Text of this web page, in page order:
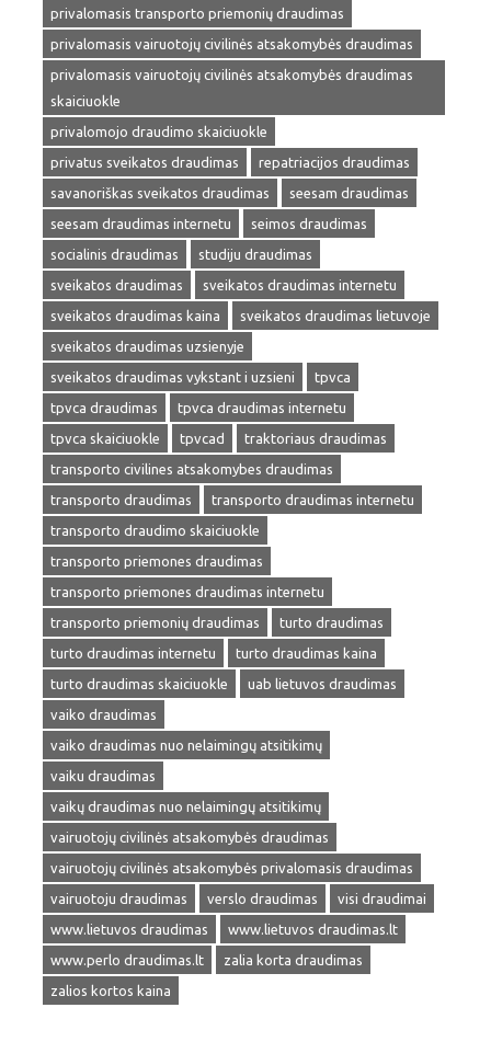
privalomasis transporto priemonių draudimas
privalomasis vairuotojų civilinės atsakomybės draudimas
privalomasis vairuotojų civilinės atsakomybės draudimas
skaiciuokle
privalomojo draudimo skaiciuokle
privatus sveikatos draudimas
repatriacijos draudimas
savanoriškas sveikatos draudimas
seesam draudimas
seesam draudimas internetu
seimos draudimas
socialinis draudimas
studiju draudimas
sveikatos draudimas
sveikatos draudimas internetu
sveikatos draudimas kaina
sveikatos draudimas lietuvoje
sveikatos draudimas uzsienyje
sveikatos draudimas vykstant i uzsieni
tpvca
tpvca draudimas
tpvca draudimas internetu
tpvca skaiciuokle
tpvcad
traktoriaus draudimas
transporto civilines atsakomybes draudimas
transporto draudimas
transporto draudimas internetu
transporto draudimo skaiciuokle
transporto priemones draudimas
transporto priemones draudimas internetu
transporto priemonių draudimas
turto draudimas
turto draudimas internetu
turto draudimas kaina
turto draudimas skaiciuokle
uab lietuvos draudimas
vaiko draudimas
vaiko draudimas nuo nelaimingų atsitikimų
vaiku draudimas
vaikų draudimas nuo nelaimingų atsitikimų
vairuotojų civilinės atsakomybės draudimas
vairuotojų civilinės atsakomybės privalomasis draudimas
vairuotoju draudimas
verslo draudimas
visi draudimai
www.lietuvos draudimas
www.lietuvos draudimas.lt
www.perlo draudimas.lt
zalia korta draudimas
zalios kortos kaina